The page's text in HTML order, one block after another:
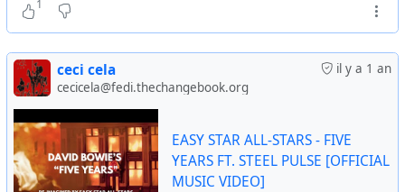
1
il y a 1 an
ceci cela
cecicela@fedi.thechangebook.org
EASY STAR ALL-STARS - FIVE
YEARS FT. STEEL PULSE [OFFICIAL
MUSIC VIDEO]